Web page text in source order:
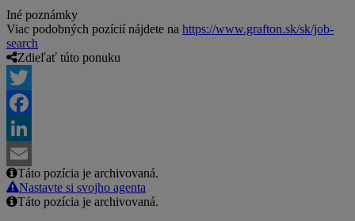
Iné poznámky
Viac podobných pozícií nájdete na https://www.grafton.sk/sk/job-
search
Zdieľať túto ponuku
Twitter
Facebook
LinkedIn
Email
Táto pozícia je archivovaná.
Nastavte si svojho agenta
Táto pozícia je archivovaná.